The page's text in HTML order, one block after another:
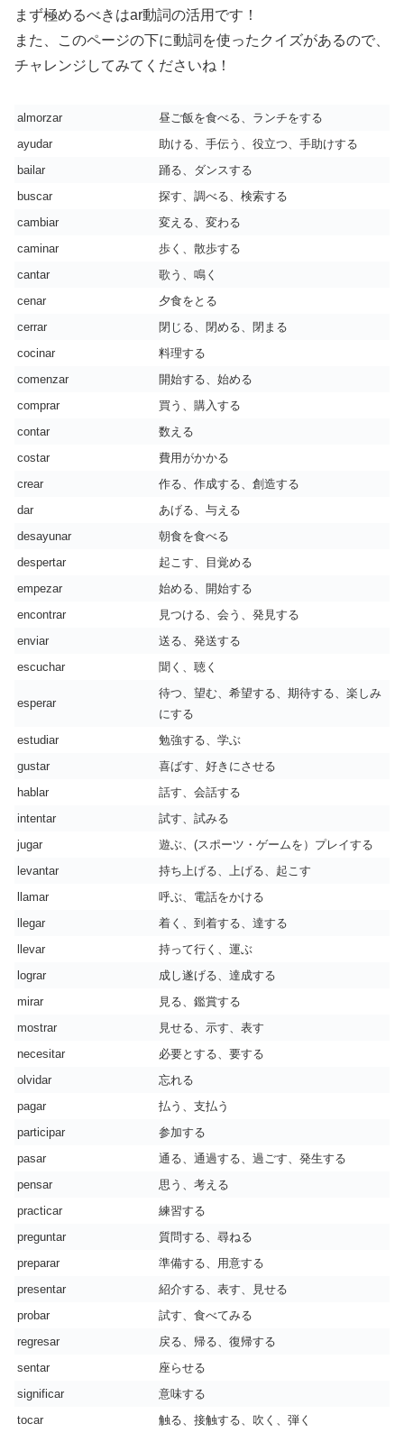
まず極めるべきはar動詞の活用です！
また、このページの下に動詞を使ったクイズがあるので、
チャレンジしてみてくださいね！
almorzar
昼ご飯を食べる、ランチをする
ayudar
助ける、手伝う、役立つ、手助けする
bailar
踊る、ダンスする
buscar
探す、調べる、検索する
cambiar
変える、変わる
caminar
歩く、散歩する
cantar
歌う、鳴く
cenar
夕食をとる
cerrar
閉じる、閉める、閉まる
cocinar
料理する
comenzar
開始する、始める
comprar
買う、購入する
contar
数える
costar
費用がかかる
crear
作る、作成する、創造する
dar
あげる、与える
desayunar
朝食を食べる
despertar
起こす、目覚める
empezar
始める、開始する
encontrar
見つける、会う、発見する
enviar
送る、発送する
escuchar
聞く、聴く
esperar
待つ、望む、希望する、期待する、楽しみ
にする
estudiar
勉強する、学ぶ
gustar
喜ばす、好きにさせる
hablar
話す、会話する
intentar
試す、試みる
jugar
遊ぶ、(スポーツ・ゲームを）プレイする
levantar
持ち上げる、上げる、起こす
llamar
呼ぶ、電話をかける
llegar
着く、到着する、達する
llevar
持って行く、運ぶ
lograr
成し遂げる、達成する
mirar
見る、鑑賞する
mostrar
見せる、示す、表す
necesitar
必要とする、要する
olvidar
忘れる
pagar
払う、支払う
participar
参加する
pasar
通る、通過する、過ごす、発生する
pensar
思う、考える
practicar
練習する
preguntar
質問する、尋ねる
preparar
準備する、用意する
presentar
紹介する、表す、見せる
probar
試す、食べてみる
regresar
戻る、帰る、復帰する
sentar
座らせる
significar
意味する
tocar
触る、接触する、吹く、弾く